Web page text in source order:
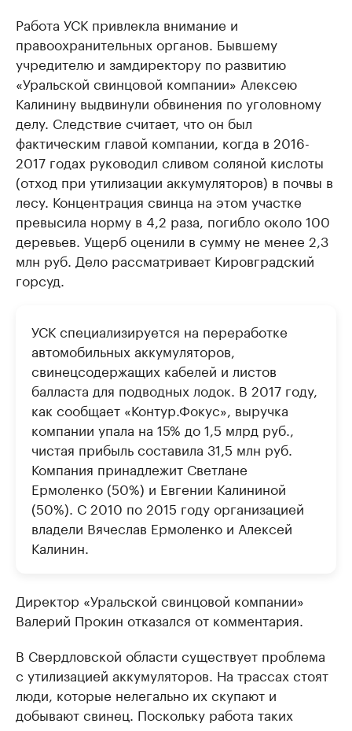
Работа УСК привлекла внимание и
правоохранительных органов. Бывшему
учредителю и замдиректору по развитию
«Уральской свинцовой компании» Алексею
Калинину выдвинули обвинения по уголовному
делу. Следствие считает, что он был
фактическим главой компании, когда в 2016-
2017 годах руководил сливом соляной кислоты
(отход при утилизации аккумуляторов) в почвы в
лесу. Концентрация свинца на этом участке
превысила норму в 4,2 раза, погибло около 100
деревьев. Ущерб оценили в сумму не менее 2,3
млн руб. Дело рассматривает Кировградский
горсуд.
УСК специализируется на переработке
автомобильных аккумуляторов,
свинецсодержащих кабелей и листов
балласта для подводных лодок. В 2017 году,
как сообщает «Контур.Фокус», выручка
компании упала на 15% до 1,5 млрд руб.,
чистая прибыль составила 31,5 млн руб.
Компания принадлежит Светлане
Ермоленко (50%) и Евгении Калининой
(50%). С 2010 по 2015 году организацией
владели Вячеслав Ермоленко и Алексей
Калинин.
Директор «Уральской свинцовой компании»
Валерий Прокин отказался от комментария.
В Свердловской области существует проблема
с утилизацией аккумуляторов. На трассах стоят
люди, которые нелегально их скупают и
добывают свинец. Поскольку работа таких